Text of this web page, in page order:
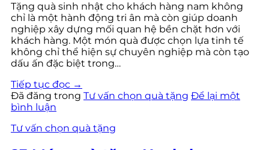
Tặng quà sinh nhật cho khách hàng nam không
chỉ là một hành động tri ân mà còn giúp doanh
nghiệp xây dựng mối quan hệ bền chặt hơn với
khách hàng. Một món quà được chọn lựa tinh tế
không chỉ thể hiện sự chuyên nghiệp mà còn tạo
dấu ấn đặc biệt trong…
Tiếp tục đọc →
Đã đăng trong Tư vấn chọn quà tặng Để lại một
bình luận
Tư vấn chọn quà tặng